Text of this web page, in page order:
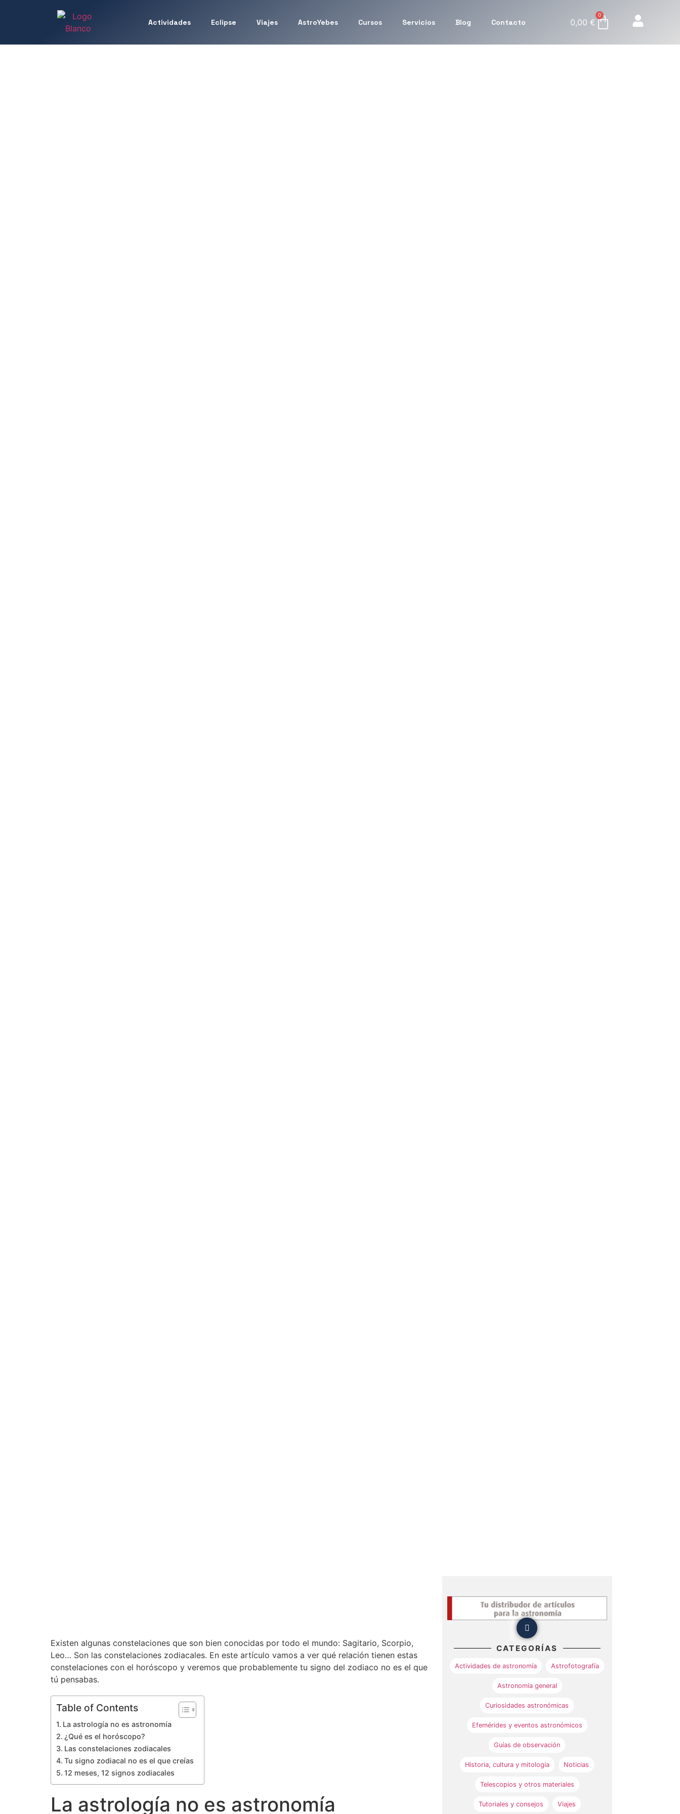
Actividades Eclipse Viajes AstroYebes Cursos Servicios Blog Contacto 0,00 €
0
Existen algunas constelaciones que son bien conocidas por todo el mundo: Sagitario, Scorpio,
Leo… Son las constelaciones zodiacales. En este artículo vamos a ver qué relación tienen estas
constelaciones con el horóscopo y veremos que probablemente tu signo del zodiaco no es el que
tú pensabas.
Table of Contents
La astrología no es astronomía
¿Qué es el horóscopo?
Las constelaciones zodiacales
Tu signo zodiacal no es el que creías
12 meses, 12 signos zodiacales
La astrología no es astronomía
CATEGORÍAS
Actividades de astronomía Astrofotografía
Astronomía general
Curiosidades astronómicas
Efemérides y eventos astronómicos
Guías de observación
Historia, cultura y mitología Noticias
Telescopios y otros materiales
Tutoriales y consejos Viajes